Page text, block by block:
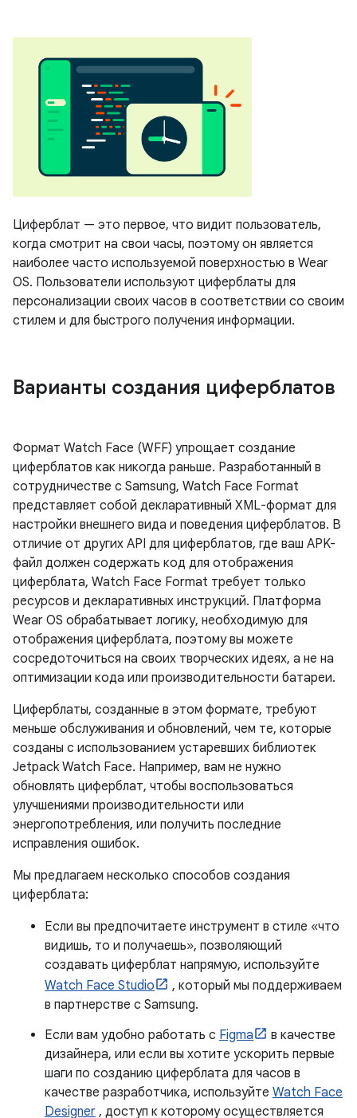
Циферблат — это первое, что видит пользователь,
когда смотрит на свои часы, поэтому он является
наиболее часто используемой поверхностью в Wear
OS. Пользователи используют циферблаты для
персонализации своих часов в соответствии со своим
стилем и для быстрого получения информации.
Варианты создания циферблатов
Формат Watch Face (WFF) упрощает создание
циферблатов как никогда раньше. Разработанный в
сотрудничестве с Samsung, Watch Face Format
представляет собой декларативный XML-формат для
настройки внешнего вида и поведения циферблатов. В
отличие от других API для циферблатов, где ваш APK-
файл должен содержать код для отображения
циферблата, Watch Face Format требует только
ресурсов и декларативных инструкций. Платформа
Wear OS обрабатывает логику, необходимую для
отображения циферблата, поэтому вы можете
сосредоточиться на своих творческих идеях, а не на
оптимизации кода или производительности батареи.
Циферблаты, созданные в этом формате, требуют
меньше обслуживания и обновлений, чем те, которые
созданы с использованием устаревших библиотек
Jetpack Watch Face. Например, вам не нужно
обновлять циферблат, чтобы воспользоваться
улучшениями производительности или
энергопотребления, или получить последние
исправления ошибок.
Мы предлагаем несколько способов создания
циферблата:
Если вы предпочитаете инструмент в стиле «что
видишь, то и получаешь», позволяющий
создавать циферблат напрямую, используйте
Watch Face Studio
, который мы поддерживаем
в партнерстве с Samsung.
Если вам удобно работать с Figma
в качестве
дизайнера, или если вы хотите ускорить первые
шаги по созданию циферблата для часов в
качестве разработчика, используйте Watch Face
Designer , доступ к которому осуществляется